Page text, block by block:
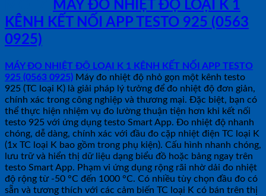
MÁY ĐO NHIỆT ĐỘ LOẠI K 1
KÊNH KẾT NỐI APP TESTO 925 (0563
0925)
MÁY ĐO NHIỆT ĐỘ LOẠI K 1 KÊNH KẾT NỐI APP TESTO
925 (0563 0925) Máy đo nhiệt độ nhỏ gọn một kênh testo
925 (TC loại K) là giải pháp lý tưởng để đo nhiệt độ đơn giản,
chính xác trong công nghiệp và thương mại. Đặc biệt, bạn có
thể thực hiện nhiệm vụ đo lường thuận tiện hơn khi kết nối
testo 925 với ứng dụng testo Smart App. Đo nhiệt độ nhanh
chóng, dễ dàng, chính xác với đầu đo cặp nhiệt điện TC loại K
(1x TC loại K bao gồm trong phụ kiện). Cấu hình nhanh chóng,
lưu trữ và hiển thị dữ liệu dạng biểu đồ hoặc bảng ngay trên
testo Smart App. Phạm vi ứng dụng rộng rãi nhờ dải đo nhiệt
độ rộng từ -50 °C đến 1000 °C. Có nhiều tùy chọn đầu đo có
sẵn và tương thích với các cảm biến TC loại K có bán trên thị